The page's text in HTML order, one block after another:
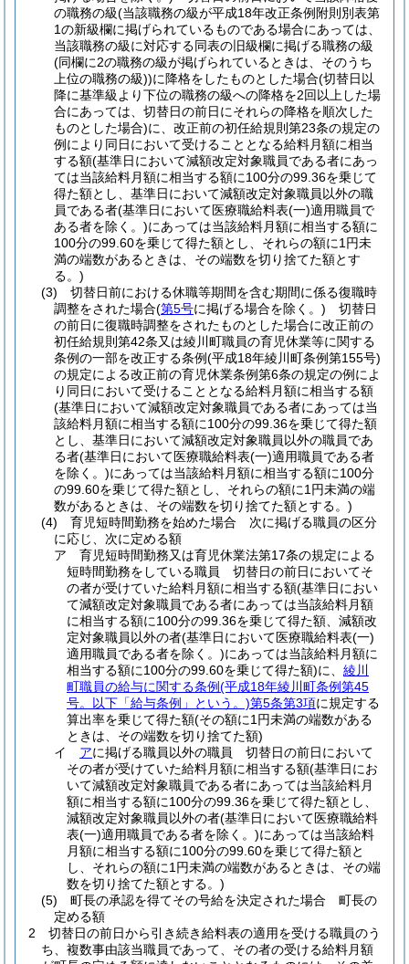
の職務の級(当該職務の級が平成18年改正条例附則別表第
1の新級欄に掲げられているものである場合にあっては、
当該職務の級に対応する同表の旧級欄に掲げる職務の級
(同欄に2の職務の級が掲げられているときは、そのうち
上位の職務の級))に降格をしたものとした場合(切替日以
降に基準級より下位の職務の級への降格を2回以上した場
合にあっては、切替日の前日にそれらの降格を順次した
ものとした場合)に、改正前の初任給規則第23条の規定の
例により同日において受けることとなる給料月額に相当
する額(基準日において減額改定対象職員である者にあっ
ては当該給料月額に相当する額に100分の99.36を乗じて
得た額とし、基準日において減額改定対象職員以外の職
員である者(基準日において医療職給料表(一)適用職員で
ある者を除く。)にあっては当該給料月額に相当する額に
100分の99.60を乗じて得た額とし、それらの額に1円未
満の端数があるときは、その端数を切り捨てた額とす
る。)
(3)
切替日前における休職等期間を含む期間に係る復職時
調整をされた場合(第5号に掲げる場合を除く。) 切替日
の前日に復職時調整をされたものとした場合に改正前の
初任給規則第42条又は綾川町職員の育児休業等に関する
条例の一部を改正する条例(平成18年綾川町条例第155号)
の規定による改正前の育児休業条例第6条の規定の例によ
り同日において受けることとなる給料月額に相当する額
(基準日において減額改定対象職員である者にあっては当
該給料月額に相当する額に100分の99.36を乗じて得た額
とし、基準日において減額改定対象職員以外の職員であ
る者(基準日において医療職給料表(一)適用職員である者
を除く。)にあっては当該給料月額に相当する額に100分
の99.60を乗じて得た額とし、それらの額に1円未満の端
数があるときは、その端数を切り捨てた額とする。)
(4)
育児短時間勤務を始めた場合 次に掲げる職員の区分
に応じ、次に定める額
ア
育児短時間勤務又は育児休業法第17条の規定による
短時間勤務をしている職員 切替日の前日においてそ
の者が受けていた給料月額に相当する額(基準日におい
て減額改定対象職員である者にあっては当該給料月額
に相当する額に100分の99.36を乗じて得た額、減額改
定対象職員以外の者(基準日において医療職給料表(一)
適用職員である者を除く。)にあっては当該給料月額に
相当する額に100分の99.60を乗じて得た額)に、 綾川
町職員の給与に関する条例(平成18年綾川町条例第45
号。以下「給与条例」という。)第5条第3項に規定する
算出率を乗じて得た額(その額に1円未満の端数がある
ときは、その端数を切り捨てた額)
イ
アに掲げる職員以外の職員 切替日の前日において
その者が受けていた給料月額に相当する額(基準日にお
いて減額改定対象職員である者にあっては当該給料月
額に相当する額に100分の99.36を乗じて得た額とし、
減額改定対象職員以外の者(基準日において医療職給料
表(一)適用職員である者を除く。)にあっては当該給料
月額に相当する額に100分の99.60を乗じて得た額と
し、それらの額に1円未満の端数があるときは、その端
数を切り捨てた額とする。)
(5)
町長の承認を得てその号給を決定された場合 町長の
定める額
2
切替日の前日から引き続き給料表の適用を受ける職員のう
ち、複数事由該当職員であって、その者の受ける給料月額